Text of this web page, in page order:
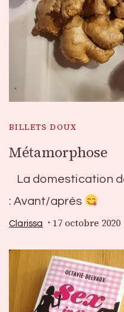
BILLETS DOUX
Métamorphose
La domestication
: Avant/après
Clarissa 17 octobre 2020